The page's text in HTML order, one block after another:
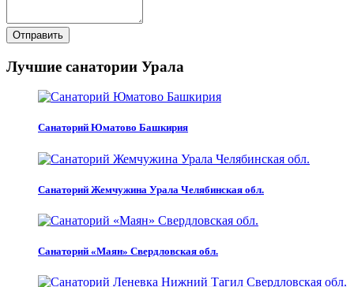
Отправить
Лучшие санатории Урала
Санаторий Юматово Башкирия
Санаторий Жемчужина Урала Челябинская обл.
Санаторий «Маян» Свердловская обл.